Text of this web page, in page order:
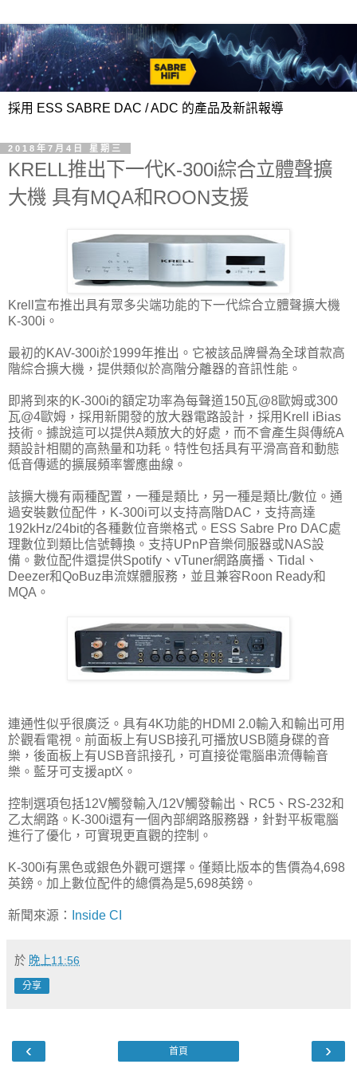
採用 ESS SABRE DAC / ADC 的產品及新訊報導
2018年7月4日 星期三
KRELL推出下一代K-300i綜合立體聲擴
大機 具有MQA和ROON支援
Krell宣布推出具有眾多尖端功能的下一代綜合立體聲擴大機
K-300i。
最初的KAV-300i於1999年推出。它被該品牌譽為全球首款高
階綜合擴大機，提供類似於高階分離器的音訊性能。
即將到來的K-300i的額定功率為每聲道150瓦@8歐姆或300
瓦@4歐姆，採用新開發的放大器電路設計，採用Krell iBias
技術。據說這可以提供A類放大的好處，而不會產生與傳統A
類設計相關的高熱量和功耗。特性包括具有平滑高音和動態
低音傳遞的擴展頻率響應曲線。
該擴大機有兩種配置，一種是類比，另一種是類比/數位。通
過安裝數位配件，K-300i可以支持高階DAC，支持高達
192kHz/24bit的各種數位音樂格式。ESS Sabre Pro DAC處
理數位到類比信號轉換。支持UPnP音樂伺服器或NAS設
備。數位配件還提供Spotify、vTuner網路廣播、Tidal、
Deezer和QoBuz串流媒體服務，並且兼容Roon Ready和
MQA。
連通性似乎很廣泛。具有4K功能的HDMI 2.0輸入和輸出可用
於觀看電視。前面板上有USB接孔可播放USB隨身碟的音
樂，後面板上有USB音訊接孔，可直接從電腦串流傳輸音
樂。藍牙可支援aptX。
控制選項包括12V觸發輸入/12V觸發輸出、RC5、RS-232和
乙太網路。K-300i還有一個內部網路服務器，針對平板電腦
進行了優化，可實現更直觀的控制。
K-300i有黑色或銀色外觀可選擇。僅類比版本的售價為4,698
英鎊。加上數位配件的總價為是5,698英鎊。
新聞來源： Inside CI
於 晚上11:56
分享
‹ ›
首頁